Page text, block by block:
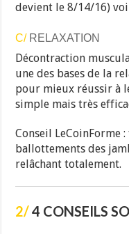
devient le 8/14/16)
C/RELAXATION
Décontraction
une des bases de la
pour mieux réussir à
simple mais très
Conseil LeCoinForme
ballottements des
relâchant totalement.
2/4 CONSEILS